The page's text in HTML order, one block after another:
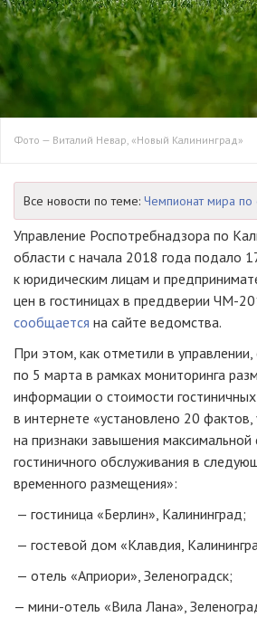
Фото — Виталий Невар, «Новый Калининград»
Все новости по теме: Чемпионат мира
Управление Роспотребнадзора по
области с начала 2018 года подало
к юридическим лицам и
цен в гостиницах в преддверии ЧМ-
сообщается на сайте ведомства.
При этом, как отметили в управлении,
по 5 марта в рамках мониторинга
информации о стоимости
в интернете «установлено 20
на признаки завышения максимальной
гостиничного обслуживания в
временного размещения»:
— гостиница «Берлин», Калининград;
— гостевой дом «Клавдия,
— отель «Априори», Зеленоградск;
— мини-отель «Вила Лана»,